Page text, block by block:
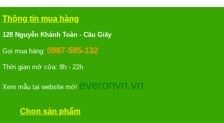
Thông tin mua hàng
128 Nguyễn Khánh Toàn - Cầu Giấy
Gọi mua hàng: 0987-585-132
Thời gian mở cửa: 8h - 22h
Xem mẫu tại website mới everonvn.vn
Chọn sản phẩm